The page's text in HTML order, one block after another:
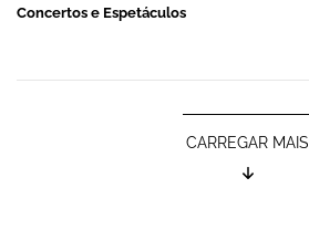
Concertos e Espetáculos
CARREGAR MAIS